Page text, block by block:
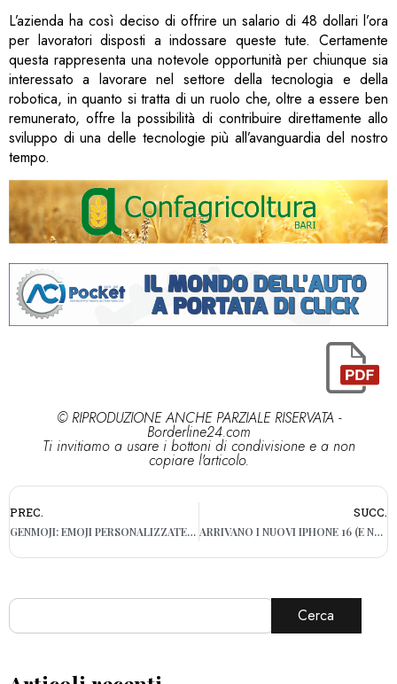
L’azienda ha così deciso di offrire un salario di 48 dollari l’ora
per lavoratori disposti a indossare queste tute. Certamente
questa rappresenta una notevole opportunità per chiunque sia
interessato a lavorare nel settore della tecnologia e della
robotica, in quanto si tratta di un ruolo che, oltre a essere ben
remunerato, offre la possibilità di contribuire direttamente allo
sviluppo di una delle tecnologie più all’avanguardia del nostro
tempo.
© RIPRODUZIONE ANCHE PARZIALE RISERVATA -
Borderline24.com
Ti invitiamo a usare i bottoni di condivisione e a non
copiare l'articolo.
PREC.
GENMOJI: EMOJI PERSONALIZZATE GENERATE CON APPLE INTELLIGENCE
SUCC.
ARRIVANO I NUOVI IPHONE 16 (E NON SOLO): PRONTO L’EVENTO
Cerca